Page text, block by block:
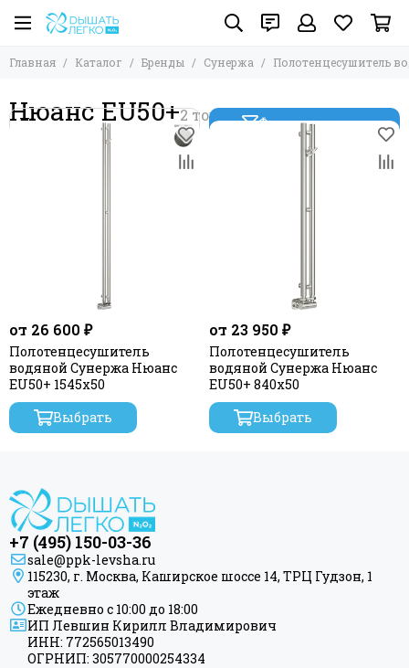
Главная Каталог Бренды Сунержа Полотенцесушитель
Нюанс EU50+ Фильтр товаров
от 26 600 ₽
Полотенцесушитель
водяной Сунержа Нюанс
EU50+ 1545х50
Выбрать
от 23 950 ₽
Полотенцесушитель
водяной Сунержа Нюанс
EU50+ 840х50
Выбрать
+7 (495) 150-03-36
sale@ppk-levsha.ru
115230, г. Москва, Каширское шоссе 14, ТРЦ Гудзон, 1
этаж
Ежедневно с 10:00 до 18:00
ИП Левшин Кирилл Владимирович
ИНН: 772565013490
ОГРНИП: 305770000254334